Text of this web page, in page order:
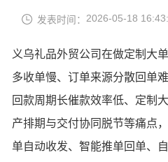
发表时间：2026-05-18
义乌礼品外贸公司在做定制大
多收单慢、订单来源分散回单
回款周期长催款效率低、定制
产排期与交付协同脱节等痛点
单自动收发、智能推单回单、